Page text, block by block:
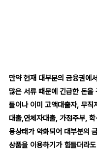
만약 현재 대부분의 금융권에
많은 서류 때문에 긴급한 돈을
들이나 이미 고액대출자, 무직
대출,연체자대출, 가정주부,
용상태가 악화되어 대부분의
상품을 이용하기가 힘들더라